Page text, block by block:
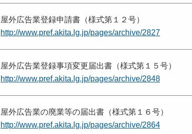
屋外広告業登録申請書（様式第１２号）
http://www.pref.akita.lg.jp/pages/archive/2827
屋外広告業登録事項変更届出書（様式第１５号）
http://www.pref.akita.lg.jp/pages/archive/2848
屋外広告業の廃業等の届出書（様式第１６号）
http://www.pref.akita.lg.jp/pages/archive/2864